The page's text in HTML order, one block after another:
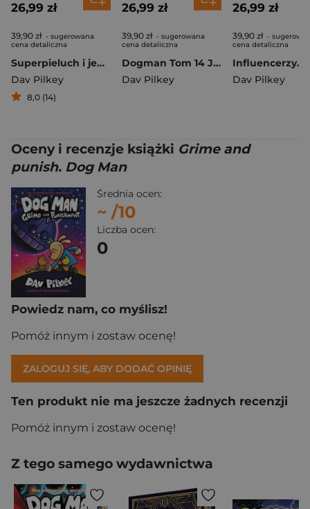
26,99 zł
39,90 zł - sugerowana
cena detaliczna
Superpieluch i jego przygody
Dav Pilkey
8,0 (14)
26,99 zł
39,90 zł - sugerowana
cena detaliczna
Dogman Tom 14 Józek wierzy
Dav Pilkey
26,99 zł
39,90 zł -
cena detaliczna
Dav Pilkey
Oceny i recenzje książki Grime and
punish. Dog Man
Średnia ocen:
~ /10
Liczba ocen:
0
Powiedz nam, co myślisz!
Pomóż innym i zostaw ocenę!
ZALOGUJ SIĘ, ABY DODAĆ OPINIĘ
Ten produkt nie ma jeszcze żadnych recenzji
Pomóż innym i zostaw ocenę!
Z tego samego wydawnictwa